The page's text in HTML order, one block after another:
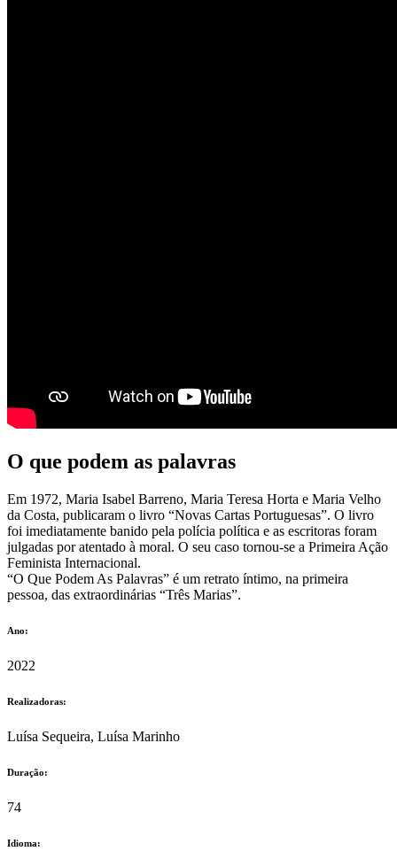
O que podem as palavras
Em 1972, Maria Isabel Barreno, Maria Teresa Horta e Maria Velho
da Costa, publicaram o livro “Novas Cartas Portuguesas”. O livro
foi imediatamente banido pela polícia política e as escritoras foram
julgadas por atentado à moral. O seu caso tornou-se a Primeira Ação
Feminista Internacional.
“O Que Podem As Palavras” é um retrato íntimo, na primeira
pessoa, das extraordinárias “Três Marias”.
Ano:
2022
Realizadoras:
Luísa Sequeira, Luísa Marinho
Duração:
74
Idioma: